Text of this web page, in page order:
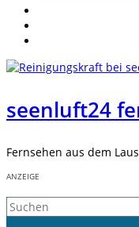
seenluft24
Fernsehen aus dem
ANZEIGE